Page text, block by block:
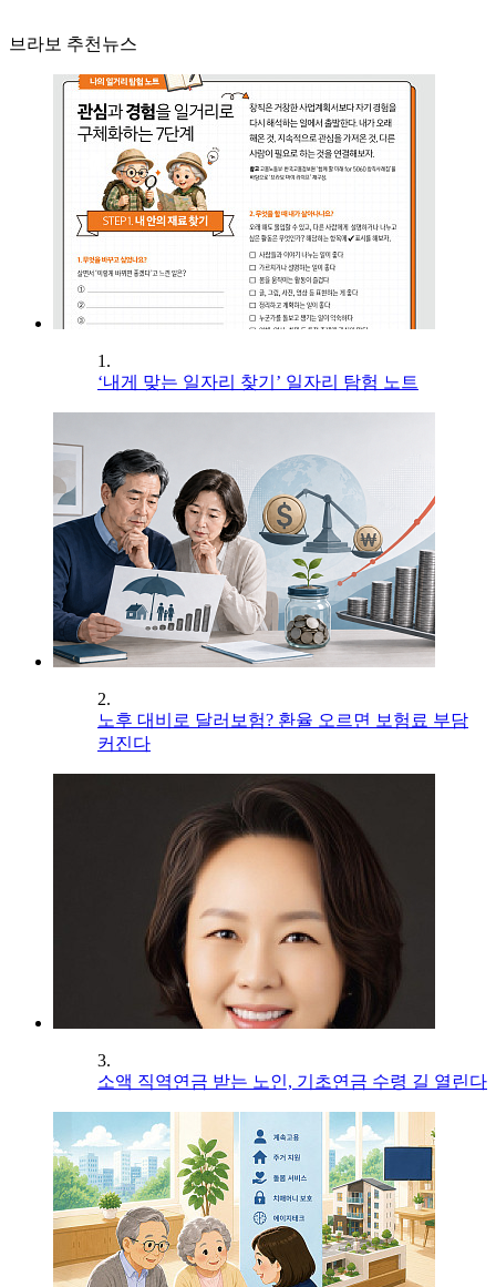
브라보 추천뉴스
1.
‘내게 맞는 일자리 찾기’ 일자리 탐험 노트
2.
노후 대비로 달러보험? 환율 오르면 보험료 부담
커진다
3.
소액 직역연금 받는 노인, 기초연금 수령 길 열린다